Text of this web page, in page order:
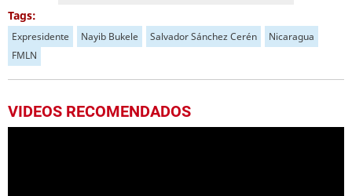
Tags:
Expresidente Nayib Bukele Salvador Sánchez Cerén
Nicaragua
FMLN
VIDEOS RECOMENDADOS